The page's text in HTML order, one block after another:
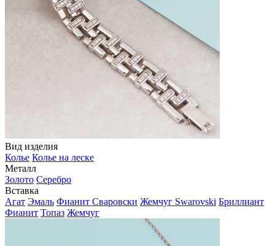
Вид изделия
Колье Колье на леске
Металл
Золото Серебро
Вставка
Агат Эмаль Фианит Сваровски Жемчуг Swarovski Бриллиант
Фианит Топаз Жемчуг